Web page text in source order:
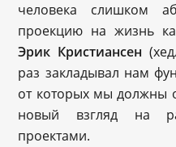
человека слишком
проекцию на жизнь
Эрик Кристиансен
раз закладывал нам
от которых мы должны
новый взгляд на
проектами.